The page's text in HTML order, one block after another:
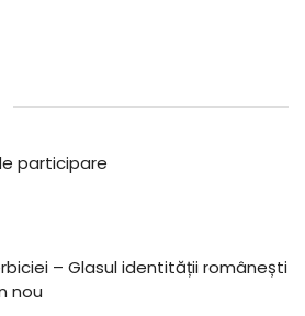
participare
– Glasul identității românești
nou